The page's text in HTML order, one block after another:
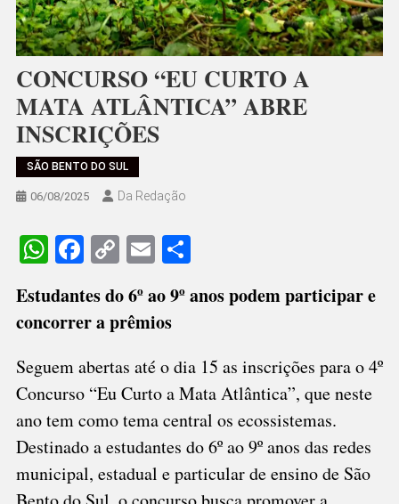
CONCURSO “EU CURTO A
MATA ATLÂNTICA” ABRE
INSCRIÇÕES
SÃO BENTO DO SUL
06/08/2025 Da Redação
WhatsApp
Facebook
CopyEmailShare
Estudantes do 6º ao 9º anos podem participar e
concorrer a prêmios
Seguem abertas até o dia 15 as inscrições para o 4º
Concurso “Eu Curto a Mata Atlântica”, que neste
ano tem como tema central os ecossistemas.
Destinado a estudantes do 6º ao 9º anos das redes
municipal, estadual e particular de ensino de São